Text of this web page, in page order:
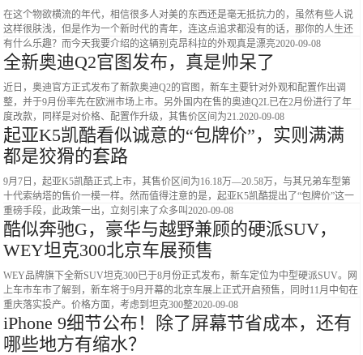
在这个物欲横流的年代，相信很多人对美的东西还是毫无抵抗力的，虽然有些人说
这样很肤浅，但是作为一个新时代的青年，连这点追求都没有的话，那你的人生还
有什么乐趣？而今天我要介绍的这辆别克昂科拉的外观真是漂亮2020-09-08
全新奥迪Q2官图发布，真是帅呆了
近日，奥迪官方正式发布了新款奥迪Q2的官图，新车主要针对外观和配置作出调
整，并于9月份率先在欧洲市场上市。另外国内在售的奥迪Q2L已在2月份进行了年
度改款，同样是对价格、配置作升级，其售价区间为21.2020-09-08
起亚K5凯酷看似诚意的“包牌价”，实则满满
都是狡猾的套路
9月7日，起亚K5凯酷正式上市，其售价区间为16.18万—20.58万，与其兄弟车型第
十代索纳塔的售价一模一样。然而值得注意的是，起亚K5凯酷提出了“包牌价”这一
重磅手段，此政策一出，立刻引来了众多叫2020-09-08
酷似奔驰G，豪华与越野兼顾的硬派SUV，
WEY坦克300北京车展预售
WEY品牌旗下全新SUV坦克300已于8月份正式发布，新车定位为中型硬派SUV。网
上车市车市了解到，新车将于9月开幕的北京车展上正式开启预售，同时11月中旬在
重庆落实投产。价格方面，考虑到坦克300整2020-09-08
iPhone 9细节公布！除了屏幕节省成本，还有
哪些地方有缩水？